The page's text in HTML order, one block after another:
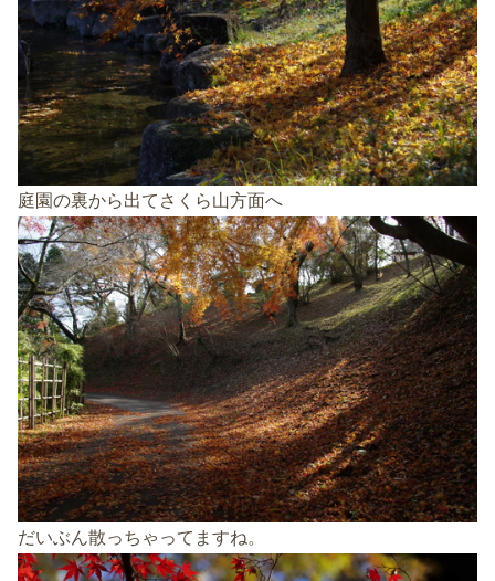
庭園の裏から出てさくら山方面へ
だいぶん散っちゃってますね。